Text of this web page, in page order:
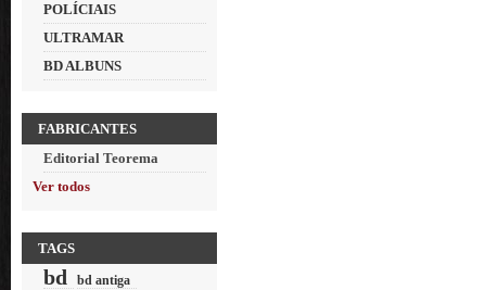
POLÍCIAIS
ULTRAMAR
BD ALBUNS
FABRICANTES
Editorial Teorema
Ver todos
TAGS
bd bd antiga